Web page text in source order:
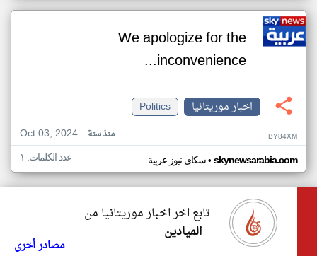
We apologize for the
inconvenience...
اخبار موريتانيا
Politics
Oct 03, 2024
منذ سنة BY84XM
سكاي نيوز عربية• skynewsarabia.com عدد الكلمات: ١
تابع اخر اخبار موريتانيا من
الميادين
مصادر أخرى